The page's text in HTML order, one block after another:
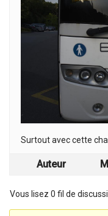
Surtout avec cette
Auteur
Vous lisez 0 fil de